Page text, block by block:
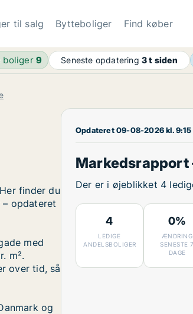
til salg Bytteboliger Find køber
boliger9 Seneste opdatering3 t siden
finder du
– opdateret
med
m².
over tid, så
og
Opdateret 09-08-2026 kl. 9:15
Markedsrapport
Der er i øjeblikket 4
4
LEDIGE
ANDELSBOLIGER
0%
ÆNDRING
SENESTE 7
DAGE